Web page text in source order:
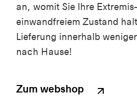
an, womit Sie Ihre
einwandfreiem Zustand
Lieferung innerhalb
nach Hause!
Zum webshop